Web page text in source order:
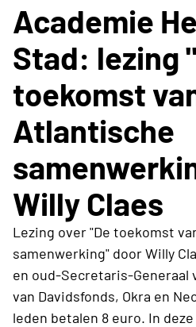
Academie
Stad: lezing
toekomst
Atlantische
Willy Claes
Lezing over "De toekomst
samenwerking" door Willy
en oud-Secretaris-Generaal
van Davidsfonds, Okra en
leden betalen 8 euro. In